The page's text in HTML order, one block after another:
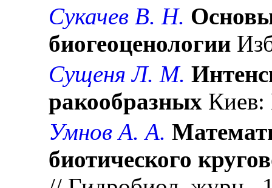
Сукачев В. Н.
биогеоценологии
Сущеня Л. М.
ракообразных Киев:
Умнов А. А.
биотического